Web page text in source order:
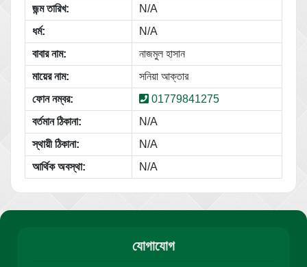
জন্ম তারিখ:
N/A
ধর্ম:
N/A
বাবার নাম:
নাজমুল হাসান
মায়ের নাম:
সনিয়া আক্তার
ফোন নম্বর:
01779841275
বর্তমান ঠিকানা:
N/A
স্থায়ী ঠিকানা:
N/A
আর্থিক অবস্থা:
N/A
যোগাযোগ